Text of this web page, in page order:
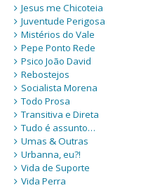
Jesus me Chicoteia
Juventude Perigosa
Mistérios do Vale
Pepe Ponto Rede
Psico João David
Rebostejos
Socialista Morena
Todo Prosa
Transitiva e Direta
Tudo é assunto…
Umas & Outras
Urbanna, eu?!
Vida de Suporte
Vida Perra